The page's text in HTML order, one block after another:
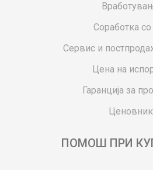
Соработка со
Сервис и
Цена на
Гаранција за
Ценовник
ПОМОШ ПРИ